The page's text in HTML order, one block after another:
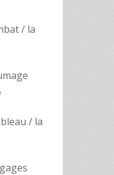
/ la
/ la